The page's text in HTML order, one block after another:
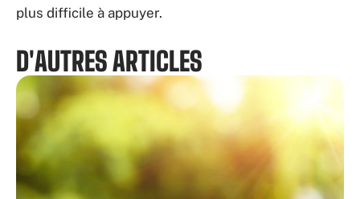
plus difficile à appuyer.
D'AUTRES ARTICLES